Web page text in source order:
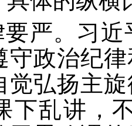
要严。习
守政治纪
觉弘扬主
下乱讲，